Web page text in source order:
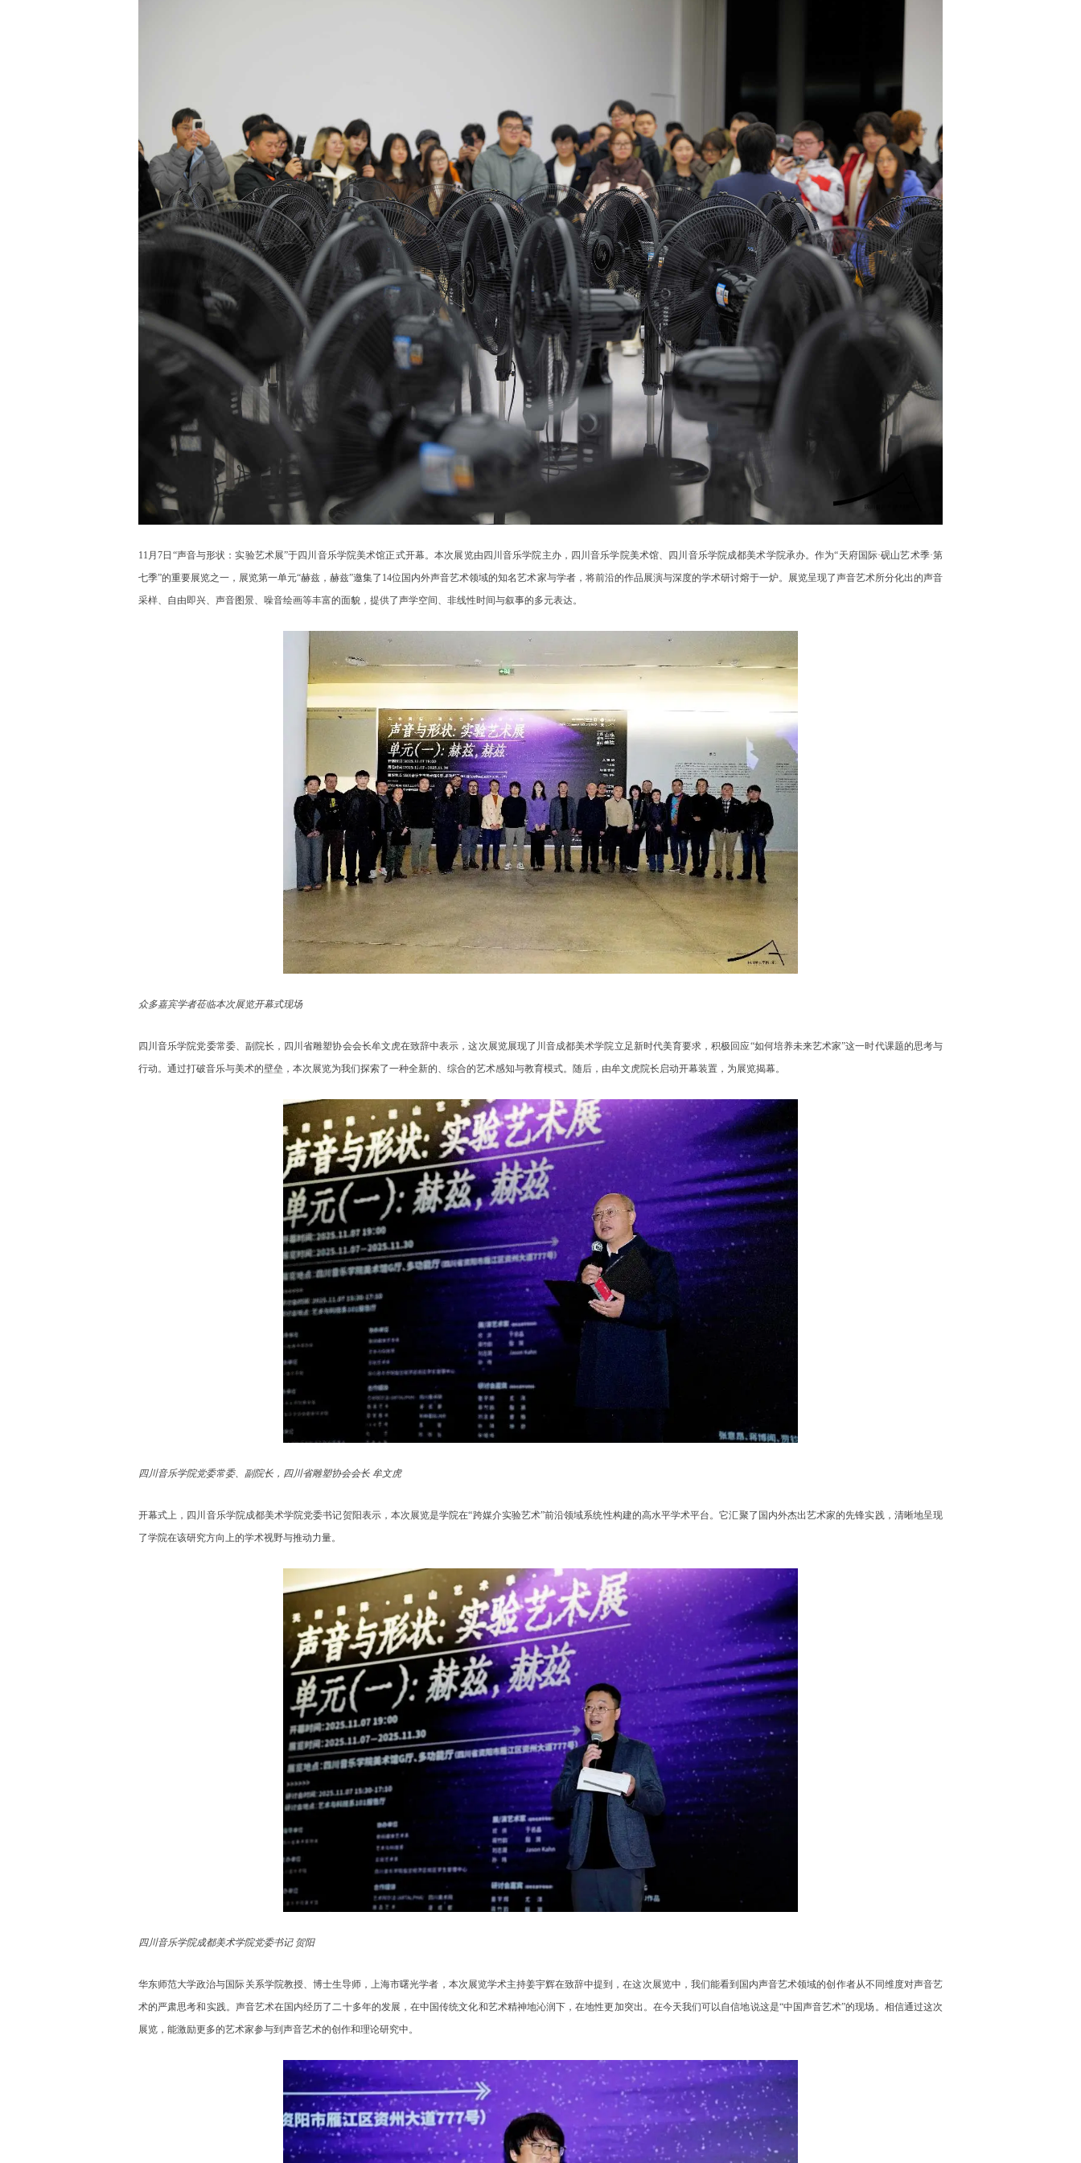
11月7日“声音与形状：实验艺术展”于四川音乐学院美术馆正式开幕。本次展览由四川音乐学院主办，四川音乐学院美术馆、四川音乐学院成都美术学院承办。作为“天府国际·砚山艺术季·第
七季”的重要展览之一，展览第一单元“赫兹，赫兹”邀集了14位国内外声音艺术领域的知名艺术家与学者，将前沿的作品展演与深度的学术研讨熔于一炉。展览呈现了声音艺术所分化出的声音
采样、自由即兴、声音图景、噪音绘画等丰富的面貌，提供了声学空间、非线性时间与叙事的多元表达。
众多嘉宾学者莅临本次展览开幕式现场
四川音乐学院党委常委、副院长，四川省雕塑协会会长牟文虎在致辞中表示，这次展览展现了川音成都美术学院立足新时代美育要求，积极回应“如何培养未来艺术家”这一时代课题的思考与
行动。通过打破音乐与美术的壁垒，本次展览为我们探索了一种全新的、综合的艺术感知与教育模式。随后，由牟文虎院长启动开幕装置，为展览揭幕。
四川音乐学院党委常委、副院长，四川省雕塑协会会长 牟文虎
开幕式上，四川音乐学院成都美术学院党委书记贺阳表示，本次展览是学院在“跨媒介实验艺术”前沿领域系统性构建的高水平学术平台。它汇聚了国内外杰出艺术家的先锋实践，清晰地呈现
了学院在该研究方向上的学术视野与推动力量。
四川音乐学院成都美术学院党委书记 贺阳
华东师范大学政治与国际关系学院教授、博士生导师，上海市曙光学者，本次展览学术主持姜宇辉在致辞中提到，在这次展览中，我们能看到国内声音艺术领域的创作者从不同维度对声音艺
术的严肃思考和实践。声音艺术在国内经历了二十多年的发展，在中国传统文化和艺术精神地沁润下，在地性更加突出。在今天我们可以自信地说这是“中国声音艺术”的现场。相信通过这次
展览，能激励更多的艺术家参与到声音艺术的创作和理论研究中。